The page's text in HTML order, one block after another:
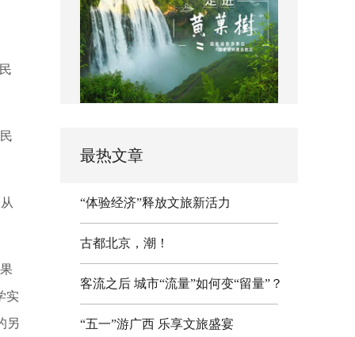
实
另
最热文章
“体验经济”释放文旅新活力
古都北京，潮！
客流之后 城市“流量”如何变“留量”？
“五一”游广西 乐享文旅盛宴